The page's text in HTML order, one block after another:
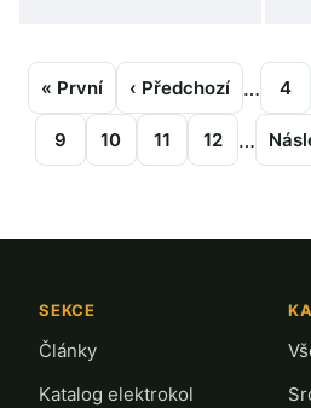
Pagination
First
page
« První
Předchozí
stránka
‹ Předchozí … 4
Stránka
9 Stránka
10 Stránka
11 Stránka
12 …
SEKCE
Články
Katalog elektrokol